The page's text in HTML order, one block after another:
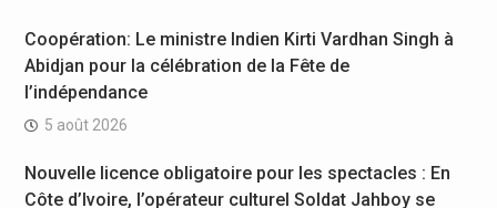
Coopération: Le ministre Indien Kirti Vardhan Singh à
Abidjan pour la célébration de la Fête de
l’indépendance
5 août 2026
Nouvelle licence obligatoire pour les spectacles : En
Côte d’Ivoire, l’opérateur culturel Soldat Jahboy se